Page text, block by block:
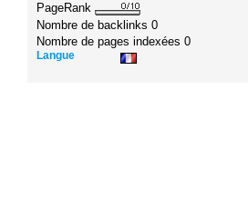
PageRank
Nombre de backlinks0
Nombre de pages indexées0
Langue